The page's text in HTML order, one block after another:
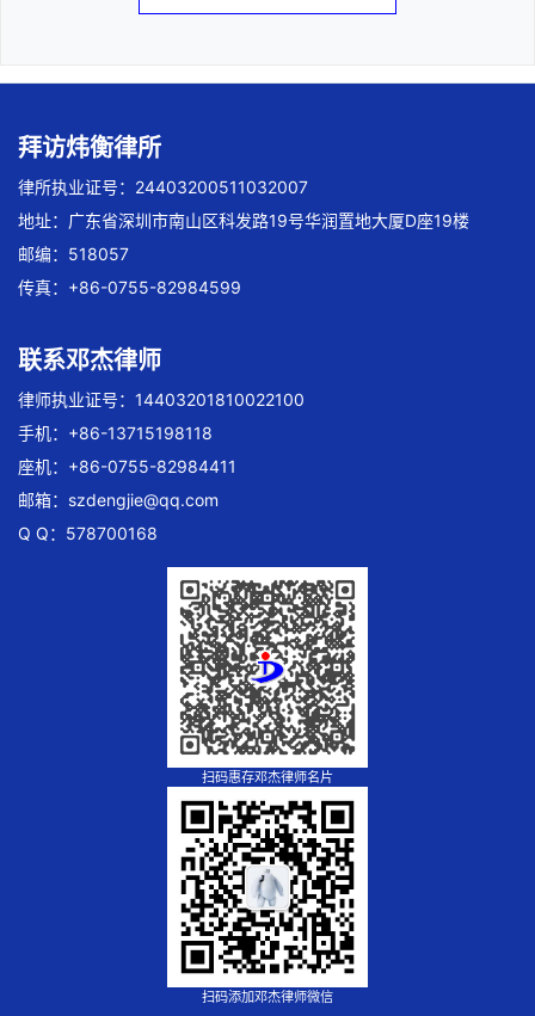
拜访炜衡律所
律所执业证号：24403200511032007
地址：广东省深圳市南山区科发路19号华润置地大厦D座19楼
邮编：518057
传真：+86-0755-82984599
联系邓杰律师
律师执业证号：14403201810022100
手机：+86-13715198118
座机：+86-0755-82984411
邮箱： szdengjie@qq.com
Q Q：578700168
扫码惠存邓杰律师名片
扫码添加邓杰律师微信